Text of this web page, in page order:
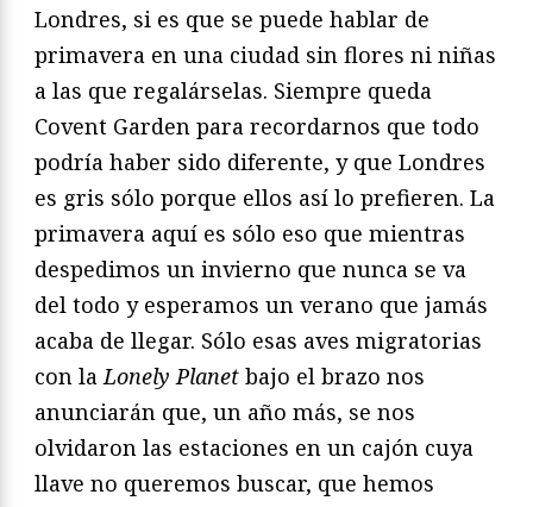
Londres, si es que se puede hablar de
primavera en una ciudad sin flores ni niñas
a las que regalárselas. Siempre queda
Covent Garden para recordarnos que todo
podría haber sido diferente, y que Londres
es gris sólo porque ellos así lo prefieren. La
primavera aquí es sólo eso que mientras
despedimos un invierno que nunca se va
del todo y esperamos un verano que jamás
acaba de llegar. Sólo esas aves migratorias
con laLonely Planet bajo el brazo nos
anunciarán que, un año más, se nos
olvidaron las estaciones en un cajón cuya
llave no queremos buscar, que hemos